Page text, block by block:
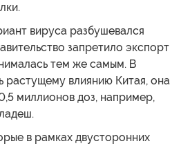
вируса разбушевался
запретило экспорт
тем же самым. В
растущему влиянию Китая, она
миллионов доз, например,
в рамках двусторонних